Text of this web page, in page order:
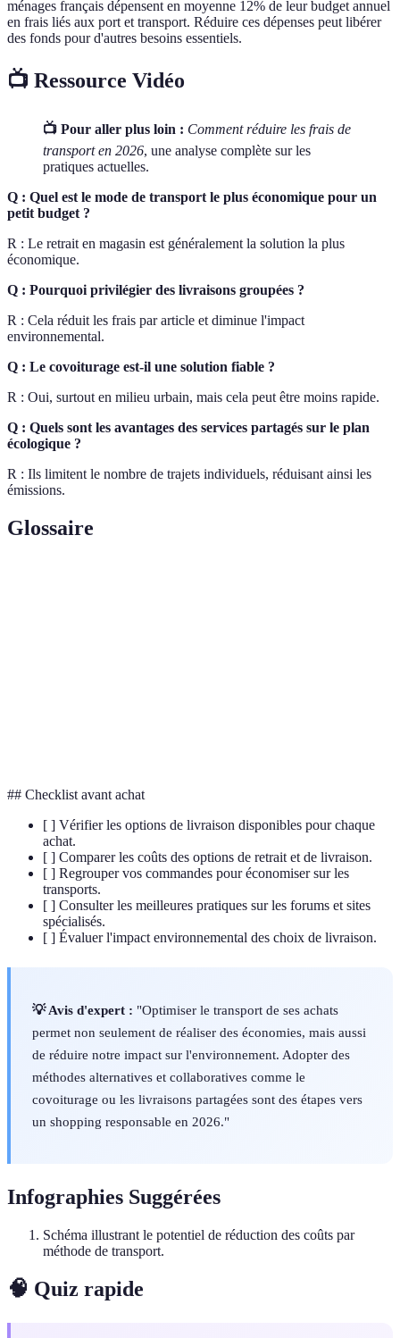
ménages français dépensent en moyenne 12% de leur budget annuel
en frais liés aux port et transport. Réduire ces dépenses peut libérer
des fonds pour d'autres besoins essentiels.
📺 Ressource Vidéo
📺 Pour aller plus loin : Comment réduire les frais de
transport en 2026, une analyse complète sur les
pratiques actuelles.
Q : Quel est le mode de transport le plus économique pour un
petit budget ?
R : Le retrait en magasin est généralement la solution la plus
économique.
Q : Pourquoi privilégier des livraisons groupées ?
R : Cela réduit les frais par article et diminue l'impact
environnemental.
Q : Le covoiturage est-il une solution fiable ?
R : Oui, surtout en milieu urbain, mais cela peut être moins rapide.
Q : Quels sont les avantages des services partagés sur le plan
écologique ?
R : Ils limitent le nombre de trajets individuels, réduisant ainsi les
émissions.
Glossaire
## Checklist avant achat
[ ] Vérifier les options de livraison disponibles pour chaque
achat.
[ ] Comparer les coûts des options de retrait et de livraison.
[ ] Regrouper vos commandes pour économiser sur les
transports.
[ ] Consulter les meilleures pratiques sur les forums et sites
spécialisés.
[ ] Évaluer l'impact environnemental des choix de livraison.
💡 Avis d'expert : "Optimiser le transport de ses achats
permet non seulement de réaliser des économies, mais aussi
de réduire notre impact sur l'environnement. Adopter des
méthodes alternatives et collaboratives comme le
covoiturage ou les livraisons partagées sont des étapes vers
un shopping responsable en 2026."
Infographies Suggérées
Schéma illustrant le potentiel de réduction des coûts par
méthode de transport.
🧠 Quiz rapide